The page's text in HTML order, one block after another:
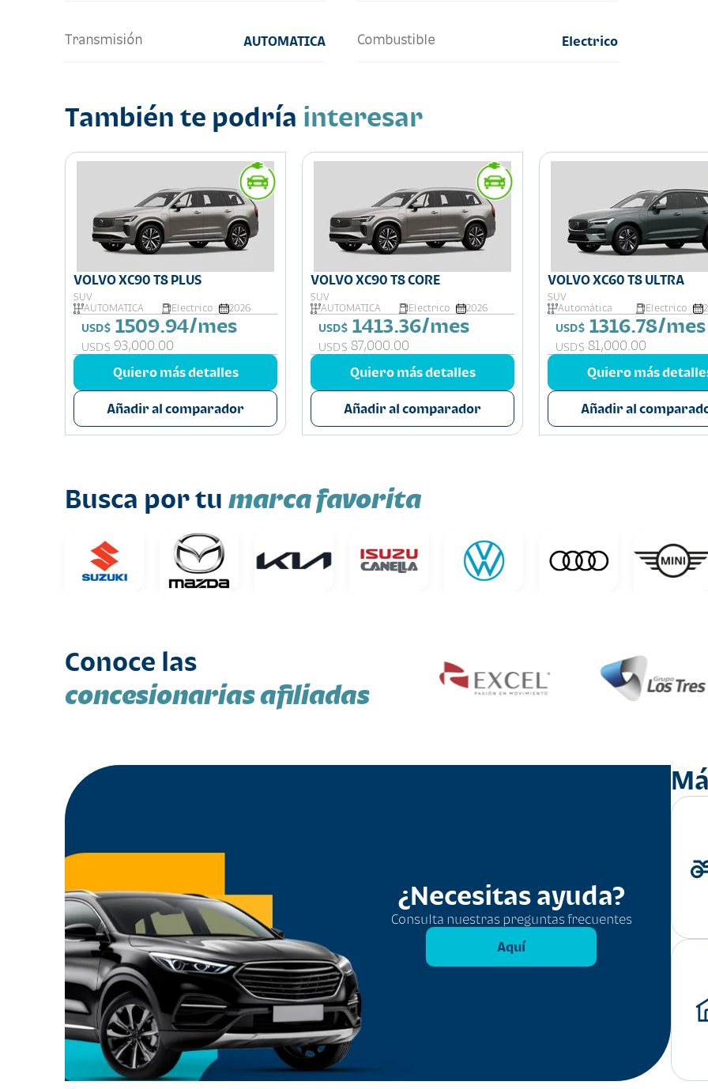
Transmisión AUTOMATICA Combustible Electrico
También te podría interesar
VOLVO XC90 T8 PLUS
SUV
AUTOMATICA
Electrico 2026
USD$ 1509.94/mes
USD$ 93,000.00
Quiero más detalles
Añadir al comparador
VOLVO XC90 T8 CORE
SUV
AUTOMATICA
Electrico 2026
USD$ 1413.36/mes
USD$ 87,000.00
Quiero más detalles
Añadir al comparador
VOLVO XC60 T8 ULTRA
SUV
Automática
Electrico
USD$ 1316.78/mes
USD$ 81,000.00
Quiero más
Añadir al
Busca por tu marca favorita
Conoce las
concesionarias afiliadas
¿Necesitas ayuda?
Consulta nuestras preguntas frecuentes
Aquí